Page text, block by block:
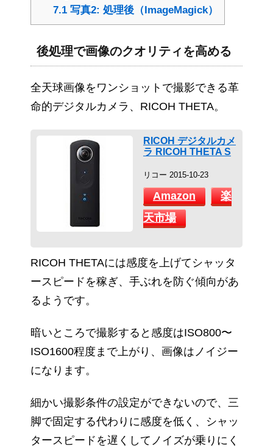
7.1写真2: 処理後（ImageMagick）
後処理で画像のクオリティを高める
全天球画像をワンショットで撮影できる革
命的デジタルカメラ、RICOH THETA。
RICOH デジタルカメ
ラ RICOH THETA S
リコー 2015-10-23
Amazon
楽
天市場
RICOH THETAには感度を上げてシャッタ
ースピードを稼ぎ、手ぶれを防ぐ傾向があ
るようです。
暗いところで撮影すると感度はISO800〜
ISO1600程度まで上がり、画像はノイジー
になります。
細かい撮影条件の設定ができないので、三
脚で固定する代わりに感度を低く、シャッ
タースピードを遅くしてノイズが乗りにく